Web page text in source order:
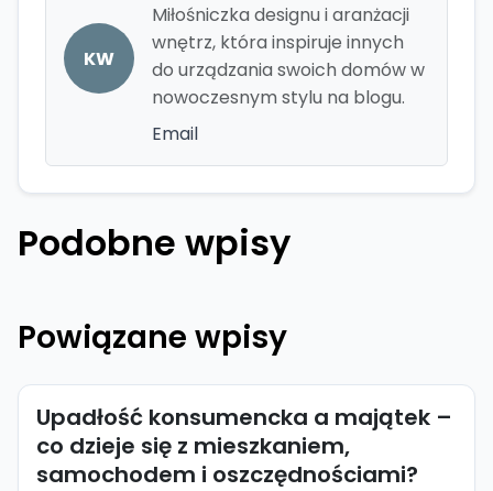
KW
Miłośniczka designu i aranżacji
wnętrz, która inspiruje innych
do urządzania swoich domów w
nowoczesnym stylu na blogu.
Email
Podobne wpisy
Powiązane wpisy
Upadłość konsumencka a majątek –
co dzieje się z mieszkaniem,
samochodem i oszczędnościami?